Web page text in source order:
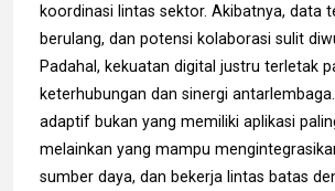
koordinasi lintas sektor. Akibatnya, data
berulang, dan potensi kolaborasi sulit
Padahal, kekuatan digital justru terletak
keterhubungan dan sinergi
adaptif bukan yang memiliki aplikasi
melainkan yang mampu
sumber daya, dan bekerja lintas batas